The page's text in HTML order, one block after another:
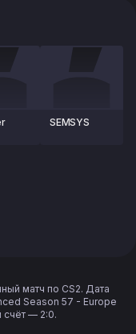
SEMSYS
матч по CS2. Дата
Season 57 - Europe
— 2:0.